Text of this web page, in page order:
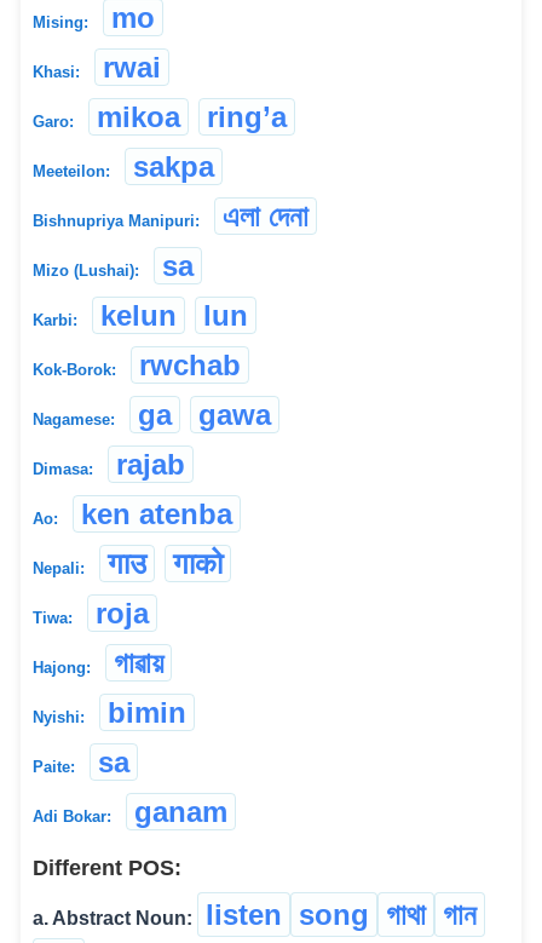
Mising: mo
Khasi: rwai
Garo: mikoa ring’a
Meeteilon: sakpa
Bishnupriya Manipuri: এলা দেনা
Mizo (Lushai): sa
Karbi: kelun lun
Kok-Borok: rwchab
Nagamese: ga gawa
Dimasa: rajab
Ao: ken atenba
Nepali: गाउ गाको
Tiwa: roja
Hajong: গাৱায়
Nyishi: bimin
Paite: sa
Adi Bokar: ganam
Different POS:
a. Abstract Noun: listen song গাথা গান